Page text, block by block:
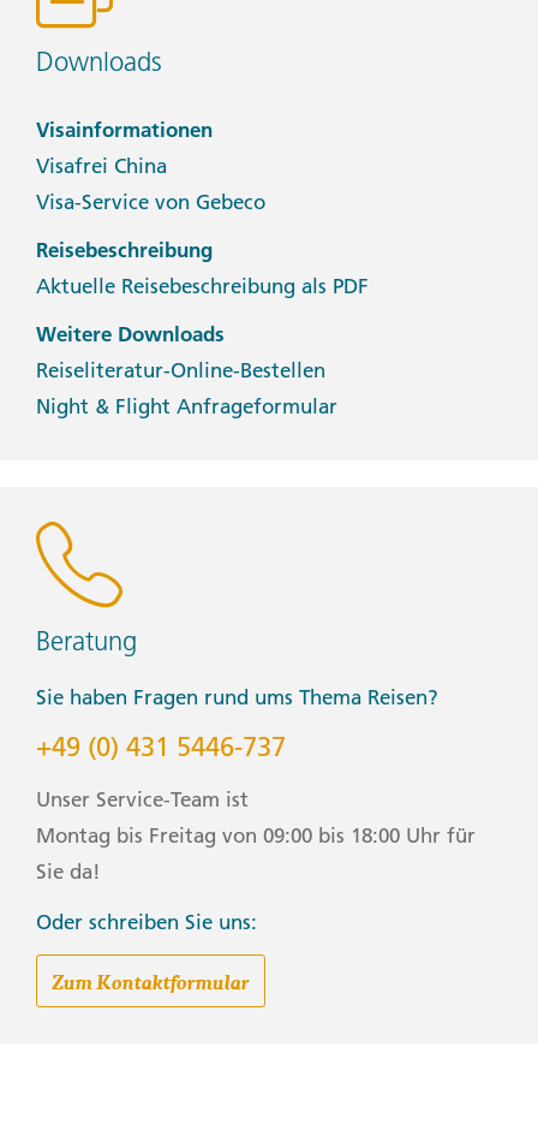
Downloads
Visainformationen
Visafrei China
Visa-Service von Gebeco
Reisebeschreibung
Aktuelle Reisebeschreibung als PDF
Weitere Downloads
Reiseliteratur-Online-Bestellen
Night & Flight Anfrageformular
Beratung
Sie haben Fragen rund ums Thema Reisen?
+49 (0) 431 5446-737
Unser Service-Team ist
Montag bis Freitag von 09:00 bis 18:00 Uhr für
Sie da!
Oder schreiben Sie uns:
Zum Kontaktformular